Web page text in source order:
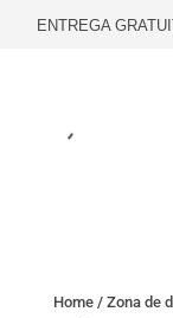
ENTREGA
Home/ Zona de